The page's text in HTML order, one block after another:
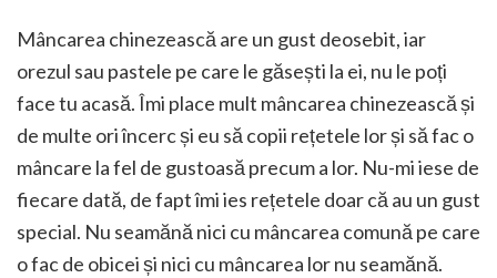
Mâncarea chinezească are un gust deosebit, iar
orezul sau pastele pe care le găsești la ei, nu le poți
face tu acasă. Îmi place mult mâncarea chinezească și
de multe ori încerc și eu să copii rețetele lor și să fac o
mâncare la fel de gustoasă precum a lor. Nu-mi iese de
fiecare dată, de fapt îmi ies rețetele doar că au un gust
special. Nu seamănă nici cu mâncarea comună pe care
o fac de obicei și nici cu mâncarea lor nu seamănă.